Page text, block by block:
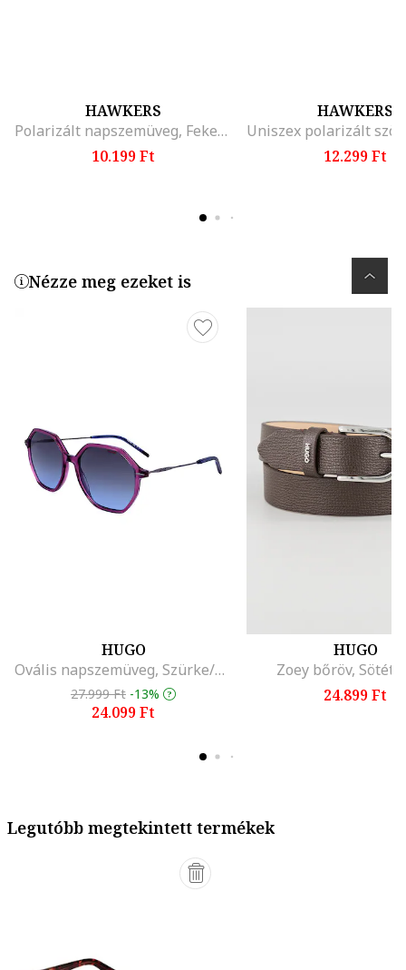
HAWKERS
Polarizált napszemüveg, Fekete/Barna
10.199 Ft
HAWKERS
12.299 Ft
Nézze meg ezeket is
HUGO
Ovális napszemüveg, Szürke/Lila
27.999 Ft -13%
24.099 Ft
HUGO
Zoey bőröv,
24.899 Ft
Legutóbb megtekintett termékek